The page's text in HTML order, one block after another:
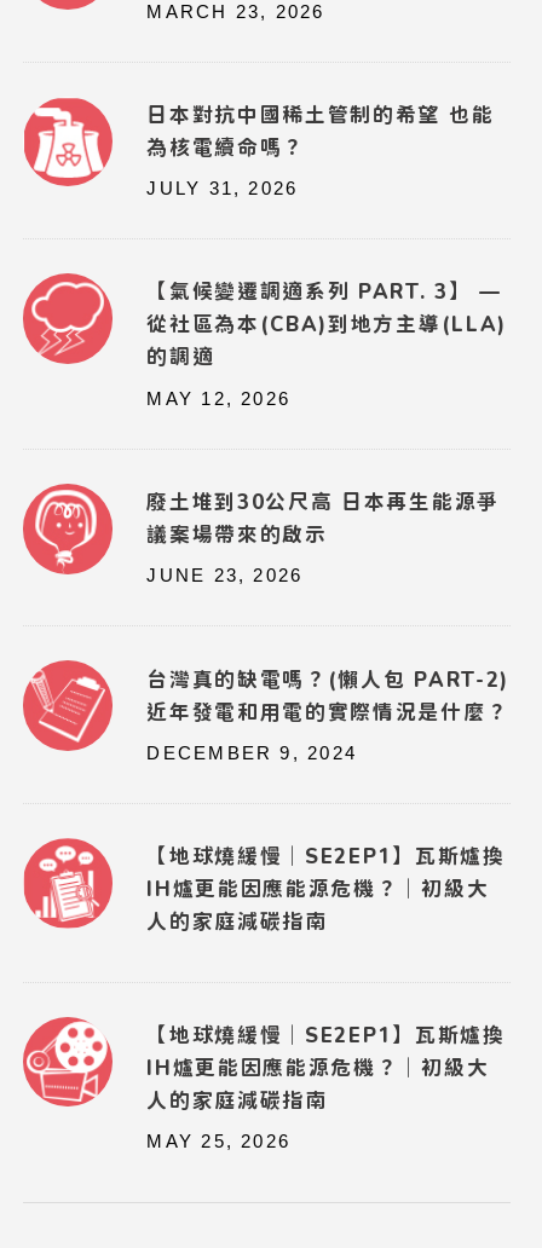
MARCH 23, 2026
日本對抗中國稀土管制的希望 也能
為核電續命嗎？
JULY 31, 2026
【氣候變遷調適系列 PART. 3】 —
從社區為本(CBA)到地方主導(LLA)
的調適
MAY 12, 2026
廢土堆到30公尺高 日本再生能源爭
議案場帶來的啟示
JUNE 23, 2026
台灣真的缺電嗎？(懶人包 PART-2)
近年發電和用電的實際情況是什麼？
DECEMBER 9, 2024
【地球燒緩慢｜SE2EP1】瓦斯爐換
IH爐更能因應能源危機？｜初級大
人的家庭減碳指南
【地球燒緩慢｜SE2EP1】瓦斯爐換
IH爐更能因應能源危機？｜初級大
人的家庭減碳指南
MAY 25, 2026